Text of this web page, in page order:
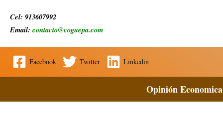
contenido
Cel: 913607992
Email: contacto@coguepa.com
Facebook Twitter Linkedin
Opinión Economica